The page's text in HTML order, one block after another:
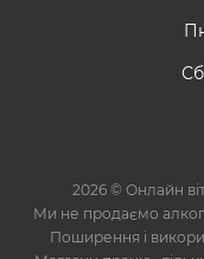
2026 © Онлайн
Ми не продаємо
Поширення і